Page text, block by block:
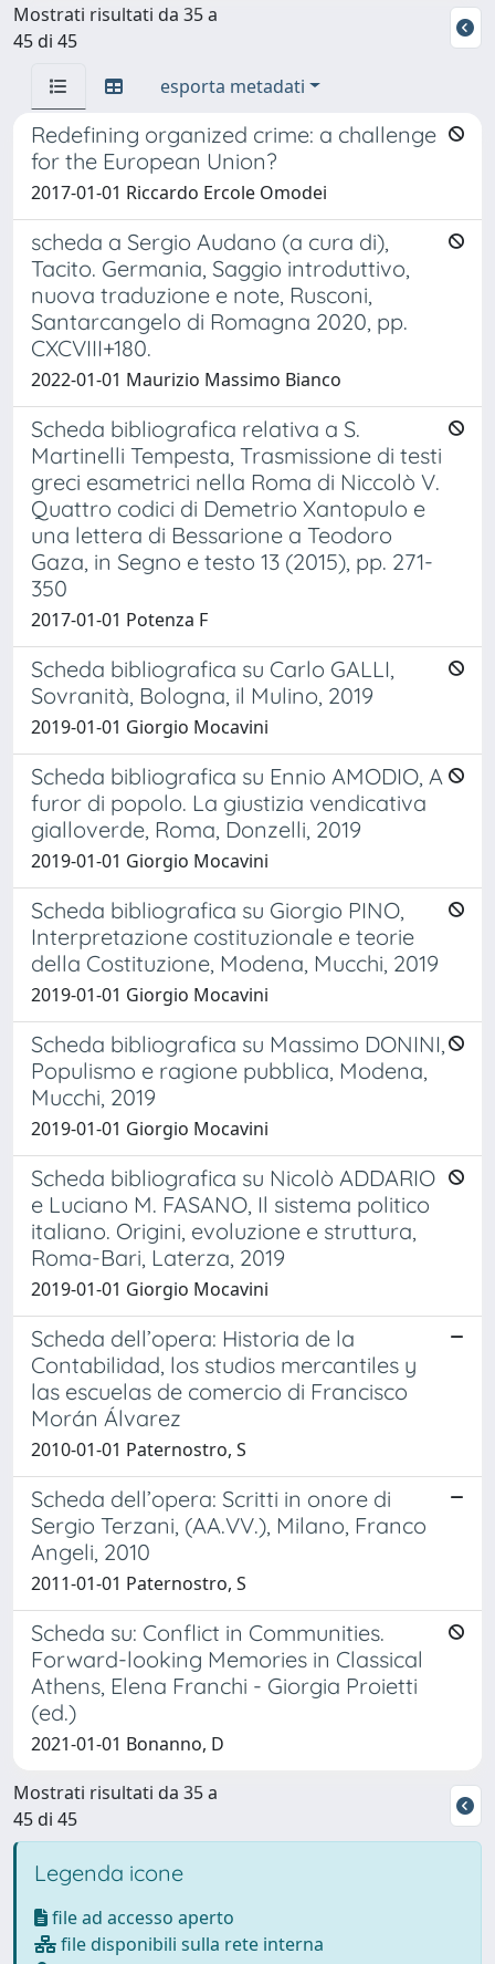
Mostrati risultati da 35 a
45 di 45
esporta metadati
Redefining organized crime: a challenge
for the European Union?
2017-01-01 Riccardo Ercole Omodei
scheda a Sergio Audano (a cura di),
Tacito. Germania, Saggio introduttivo,
nuova traduzione e note, Rusconi,
Santarcangelo di Romagna 2020, pp.
CXCVIII+180.
2022-01-01 Maurizio Massimo Bianco
Scheda bibliografica relativa a S.
Martinelli Tempesta, Trasmissione di testi
greci esametrici nella Roma di Niccolò V.
Quattro codici di Demetrio Xantopulo e
una lettera di Bessarione a Teodoro
Gaza, in Segno e testo 13 (2015), pp. 271-
350
2017-01-01 Potenza F
Scheda bibliografica su Carlo GALLI,
Sovranità, Bologna, il Mulino, 2019
2019-01-01 Giorgio Mocavini
Scheda bibliografica su Ennio AMODIO, A
furor di popolo. La giustizia vendicativa
gialloverde, Roma, Donzelli, 2019
2019-01-01 Giorgio Mocavini
Scheda bibliografica su Giorgio PINO,
Interpretazione costituzionale e teorie
della Costituzione, Modena, Mucchi, 2019
2019-01-01 Giorgio Mocavini
Scheda bibliografica su Massimo DONINI,
Populismo e ragione pubblica, Modena,
Mucchi, 2019
2019-01-01 Giorgio Mocavini
Scheda bibliografica su Nicolò ADDARIO
e Luciano M. FASANO, Il sistema politico
italiano. Origini, evoluzione e struttura,
Roma-Bari, Laterza, 2019
2019-01-01 Giorgio Mocavini
Scheda dell’opera: Historia de la
Contabilidad, los studios mercantiles y
las escuelas de comercio di Francisco
Morán Álvarez
2010-01-01 Paternostro, S
Scheda dell’opera: Scritti in onore di
Sergio Terzani, (AA.VV.), Milano, Franco
Angeli, 2010
2011-01-01 Paternostro, S
Scheda su: Conflict in Communities.
Forward-looking Memories in Classical
Athens, Elena Franchi - Giorgia Proietti
(ed.)
2021-01-01 Bonanno, D
Mostrati risultati da 35 a
45 di 45
Legenda icone
file ad accesso aperto
file disponibili sulla rete interna